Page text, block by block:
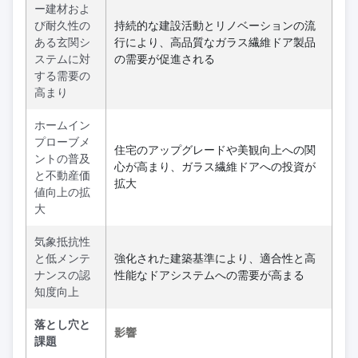
ー建材およ
び耐久性の
ある玄関シ
ステムに対
する需要の
高まり
持続的な建設活動とリノベーションの流
行により、高品質なガラス繊維ドア製品
の需要が促進される
ホームイン
プローブメ
ントの普及
と不動産価
値向上の拡
大
住宅のアップグレードや美観向上への関
心が高まり、ガラス繊維ドアへの投資が
拡大
気象抵抗性
と低メンテ
ナンスの認
知度向上
強化された建築基準により、適合性と高
性能なドアシステムへの需要が高まる
落とし穴と
課題
影響